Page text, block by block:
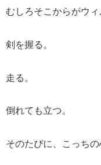
むしろそこからがウィ
剣を握る。
走る。
倒れても立つ。
そのたびに、こっちの